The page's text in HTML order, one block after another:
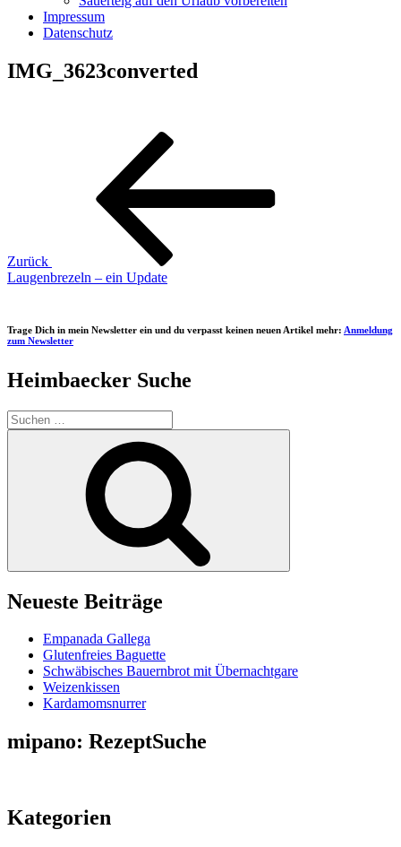
Impressum
Datenschutz
IMG_3623converted
Beitragsnavigation
Zurück
Laugenbrezeln – ein Update
Trage Dich in mein Newsletter ein und du verpasst keinen neuen Artikel mehr: Anmeldung
zum Newsletter
Heimbaecker Suche
Suchen
nach:
Neueste Beiträge
Empanada Gallega
Glutenfreies Baguette
Schwäbisches Bauernbrot mit Übernachtgare
Weizenkissen
Kardamomsnurrer
mipano: RezeptSuche
Kategorien